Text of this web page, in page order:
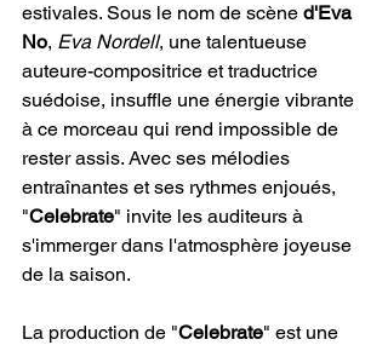
estivales. Sous le nom de scène d'Eva
No, Eva Nordell, une talentueuse
auteure-compositrice et traductrice
suédoise, insuffle une énergie vibrante
à ce morceau qui rend impossible de
rester assis. Avec ses mélodies
entraînantes et ses rythmes enjoués,
"Celebrate" invite les auditeurs à
s'immerger dans l'atmosphère joyeuse
de la saison.
La production de "Celebrate" est une